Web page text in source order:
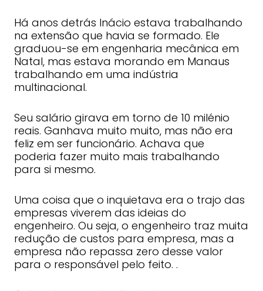
Há anos detrás Inácio estava trabalhando
na extensão que havia se formado. Ele
graduou-se em engenharia mecânica em
Natal, mas estava morando em Manaus
trabalhando em uma indústria
multinacional.
Seu salário girava em torno de 10 milénio
reais. Ganhava muito muito, mas não era
feliz em ser funcionário. Achava que
poderia fazer muito mais trabalhando
para si mesmo.
Uma coisa que o inquietava era o trajo das
empresas viverem das ideias do
engenheiro. Ou seja, o engenheiro traz muita
redução de custos para empresa, mas a
empresa não repassa zero desse valor
para o responsável pelo feito. .